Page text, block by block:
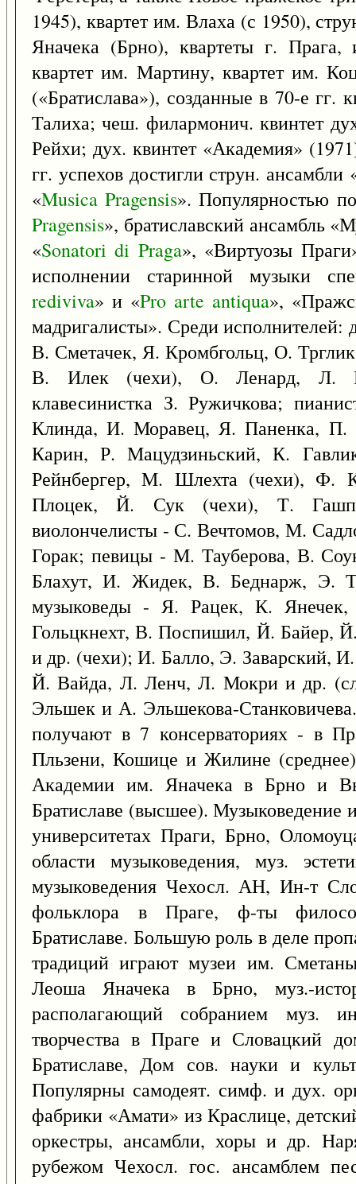
1945), квартет им. Влаха (с 1950),
Яначека (Брно), квартеты г.
квартет им. Мартину, квартет им.
(«Братислава»), созданные в 70-е
Талиха; чеш. филармонич. квинтет
Рейхи; дух. квинтет «Академия»
гг. успехов достигли струн.
«Musica Pragensis». Популярностью
Pragensis», братиславский ансамбль
«Sonatori di Praga», «Виртуозы
исполнении старинной музыки
rediviva» и «Pro arte antiqua»,
мадригалисты». Среди
В. Сметачек, Я. Кромбгольц, О.
В. Илек (чехи), О. Ленард, Л.
клавесинистка З. Ружичкова;
Клинда, И. Моравец, Я. Паненка,
Карин, Р. Мацудзиньский, К.
Рейнбергер, М. Шлехта (чехи), Ф.
Плоцек, Й. Сук (чехи), Т.
виолончелисты - С. Вечтомов, М.
Горак; певицы - М. Тауберова, В.
Блахут, И. Жидек, В. Беднарж, Э.
музыковеды - Я. Рацек, К.
Гольцкнехт, В. Поспишил, Й. Байер,
и др. (чехи); И. Балло, Э. Заварский,
Й. Вайда, Л. Ленч, Л. Мокри и др.
Эльшек и А. Эльшекова-
получают в 7 консерваториях - в
Пльзени, Кошице и Жилине
Академии им. Яначека в Брно и
Братиславе (высшее). Музыковедение
университетах Праги, Брно,
области музыковедения, муз.
музыковедения Чехосл. АН, Ин-т
фольклора в Праге, ф-ты
Братиславе. Большую роль в деле
традиций играют музеи им.
Леоша Яначека в Брно, муз.-
располагающий собранием муз.
творчества в Праге и Словацкий
Братиславе, Дом сов. науки и
Популярны самодеят. симф. и дух.
фабрики «Амати» из Краслице,
оркестры, ансамбли, хоры и др.
рубежом Чехосл. гос. ансамблем